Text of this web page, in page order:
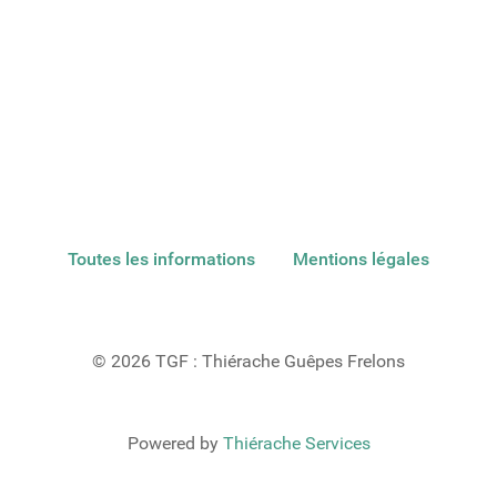
Toutes les informations Mentions légales
© 2026 TGF : Thiérache Guêpes Frelons
Powered by Thiérache Services